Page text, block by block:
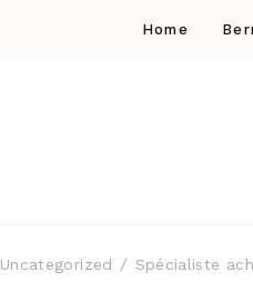
Home
Uncategorized Spécialiste